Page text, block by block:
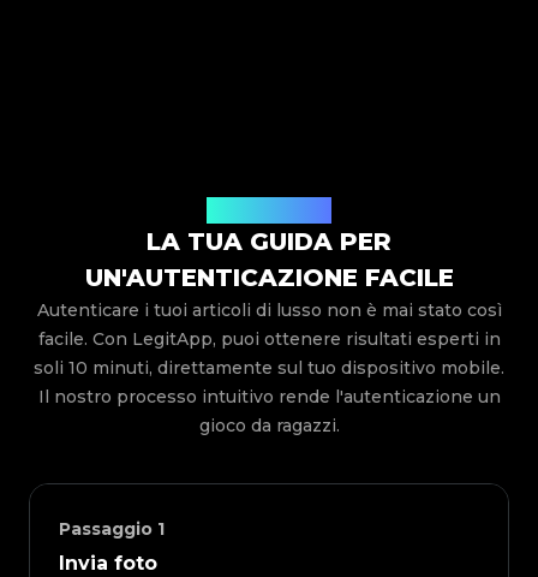
LA TUA GUIDA PER
UN'AUTENTICAZIONE FACILE
Autenticare i tuoi articoli di lusso non è mai stato così
facile. Con LegitApp, puoi ottenere risultati esperti in
soli 10 minuti, direttamente sul tuo dispositivo mobile.
Il nostro processo intuitivo rende l'autenticazione un
gioco da ragazzi.
Passaggio 1
Invia foto